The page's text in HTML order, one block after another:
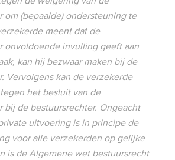
om (bepaalde) ondersteuning te
meent dat de
onvoldoende invulling geeft aan
kan hij bezwaar maken bij de
Vervolgens kan de verzekerde
het besluit van de
bij de bestuursrechter. Ongeacht
uitvoering is in principe de
voor alle verzekerden op gelijke
is de Algemene wet bestuursrecht